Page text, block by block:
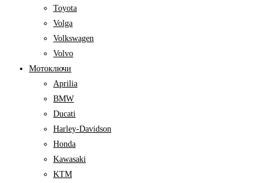
Toyota
Volga
Volkswagen
Volvo
Мотоключи
Aprilia
BMW
Ducati
Harley-Davidson
Honda
Kawasaki
KTM